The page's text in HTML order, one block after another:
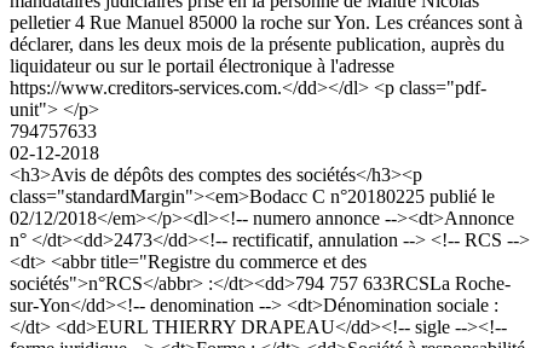
pelletier 4 Rue Manuel 85000 la roche sur Yon. Les créances sont à
déclarer, dans les deux mois de la présente publication, auprès du
liquidateur ou sur le portail électronique à l'adresse
https://www.creditors-services.com.</dd></dl> <p class="pdf-
unit"> </p>
794757633
02-12-2018
<h3>Avis de dépôts des comptes des sociétés</h3><p
class="standardMargin"><em>Bodacc C n°20180225 publié le
02/12/2018</em></p><dl><!-- numero annonce --><dt>Annonce
n° </dt><dd>2473</dd><!-- rectificatif, annulation --> <!-- RCS -->
<dt> <abbr title="Registre du commerce et des
sociétés">n°RCS</abbr> :</dt><dd>794 757 633RCSLa Roche-
sur-Yon</dd><!-- denomination --> <dt>Dénomination sociale :
</dt> <dd>EURL THIERRY DRAPEAU</dd><!-- sigle --><!--